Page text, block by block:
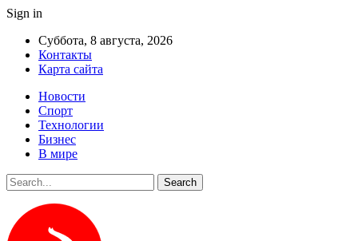
Sign in
Суббота, 8 августа, 2026
Контакты
Карта сайта
Новости
Спорт
Технологии
Бизнес
В мире